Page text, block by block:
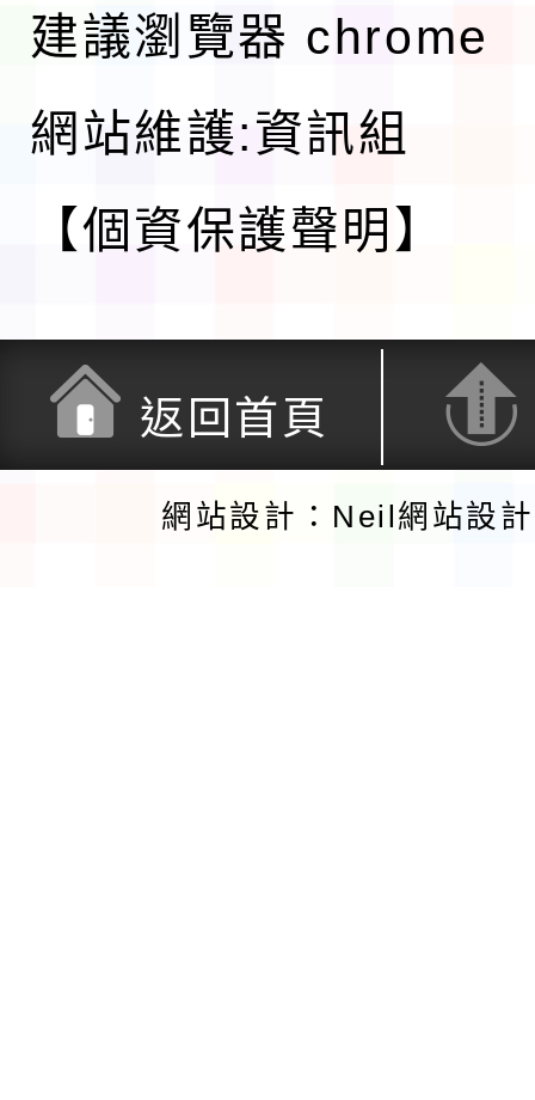
建議瀏覽器 chrome
網站維護:資訊組
【個資保護聲明】
返回首頁
網站設計：Neil網站設